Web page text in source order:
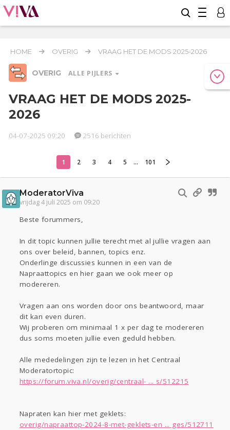
HOME OVERIG VRAAG HET DE MODS 2025-2026
OVERIG ALLE PIJLERS
Relaties
Seks
Gezondheid
Coronavirus
Actueel
Oekraïne Entertainment
Lijf & Lijn
Kinderen
Digi
Mode & Beauty
Zwanger
Psyche
Sport
Contact
Lezen
VRAAG HET DE MODS 2025-
2026
04-07-2025 09:20 2516 berichten
1 2 3 4 5 ... 101
ModeratorViva
vrijdag 4 juli 2025 om 09:20
Beste forummers,
In dit topic kunnen jullie terecht met al jullie vragen aan
ons over beleid, bannen, topics enz.
Onderlinge discussies kunnen in een van de
Napraattopics en hier gaan we ook meer op
modereren.
Vragen aan ons worden door ons beantwoord, maar
dit kan even duren.
Wij proberen om minimaal 1 x per dag te modereren
dus soms moeten jullie even geduld hebben.
Alle mededelingen zijn te lezen in het Centraal
Moderatortopic:
https://forum.viva.nl/overig/centraal- ... s/512215
Napraten kan hier met geklets:
overig/napraattop-2024-8-met-geklets-en ... ges/512711